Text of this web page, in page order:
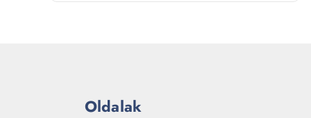
r
Oldalak